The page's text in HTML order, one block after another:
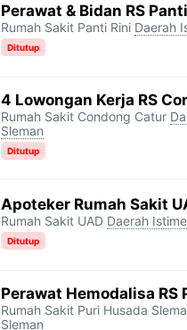
Perawat & Bidan RS
Rumah Sakit Panti Rini Daerah
Ditutup
4 Lowongan Kerja RS
Rumah Sakit Condong Catur
Sleman
Ditutup
Apoteker Rumah Sakit
Rumah Sakit UAD Daerah
Ditutup
Perawat Hemodalisa RS
Rumah Sakit Puri Husada
Sleman